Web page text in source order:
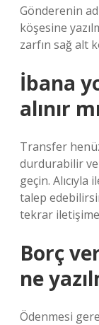
Gönderenin
köşesine
zarfın sağ alt
İbana
alınır
Transfer
durdurabilir ve
geçin.
talep
tekrar
Borç
ne
Ödenmesi